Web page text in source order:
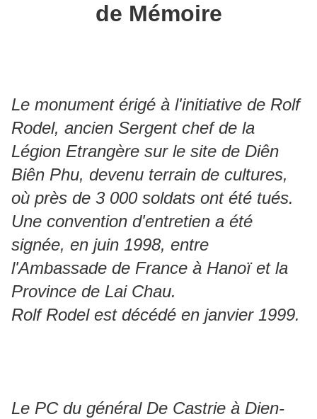
de Mémoire
Le monument érigé à l'initiative de Rolf
Rodel, ancien Sergent chef de la
Légion Etrangère sur le site de Diên
Biên Phu, devenu terrain de cultures,
où près de 3 000 soldats ont été tués.
Une convention d'entretien a été
signée, en juin 1998, entre
l'Ambassade de France à Hanoï et la
Province de Lai Chau.
Rolf Rodel est décédé en janvier 1999.
Le PC du général De Castrie à Dien-